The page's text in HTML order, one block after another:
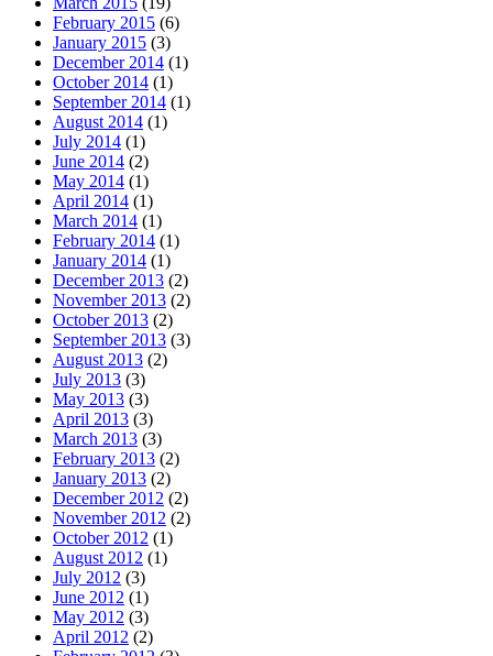
February 2015 (6)
January 2015 (3)
December 2014 (1)
October 2014 (1)
September 2014 (1)
August 2014 (1)
July 2014 (1)
June 2014 (2)
May 2014 (1)
April 2014 (1)
March 2014 (1)
February 2014 (1)
January 2014 (1)
December 2013 (2)
November 2013 (2)
October 2013 (2)
September 2013 (3)
August 2013 (2)
July 2013 (3)
May 2013 (3)
April 2013 (3)
March 2013 (3)
February 2013 (2)
January 2013 (2)
December 2012 (2)
November 2012 (2)
October 2012 (1)
August 2012 (1)
July 2012 (3)
June 2012 (1)
May 2012 (3)
April 2012 (2)